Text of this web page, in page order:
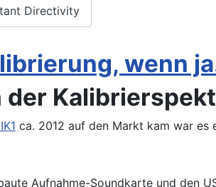
Directivity
wenn
ca. 2012 auf den Markt kam war es
Aufnahme-Soundkarte und den